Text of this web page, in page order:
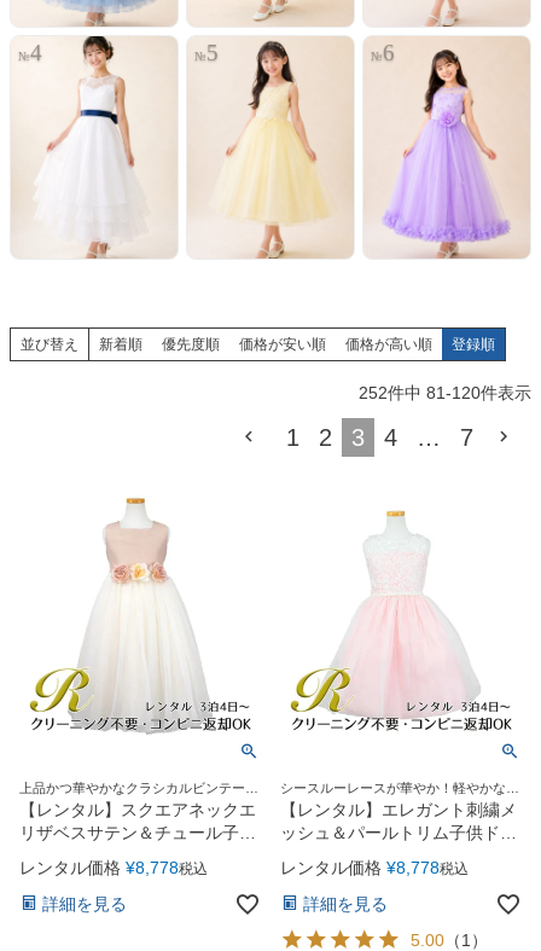
№4 №5 №6
並び替え 新着順 優先度順 価格が安い順 価格が高い順 登録順
252件中 81-120件表示
1 2 3 4 … 7
上品かつ華やかなクラシカルビンテージ
ローズドレス
【レンタル】スクエアネックエ
リザベスサテン＆チュール子供
ドレス(KD428)ビンテージロー
ズ
レンタル価格 ¥8,778税込
詳細を見る
シースルーレースが華やか！軽やかな膝
丈ドレス
【レンタル】エレガント刺繍メ
ッシュ＆パールトリム子供ドレ
ス(SK740)ペールピンク
レンタル価格 ¥8,778税込
詳細を見る
5.00 （1 ）